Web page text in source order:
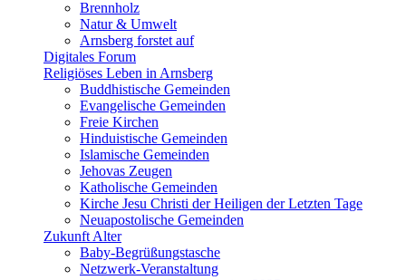
Brennholz
Natur & Umwelt
Arnsberg forstet auf
Digitales Forum
Religiöses Leben in Arnsberg
Buddhistische Gemeinden
Evangelische Gemeinden
Freie Kirchen
Hinduistische Gemeinden
Islamische Gemeinden
Jehovas Zeugen
Katholische Gemeinden
Kirche Jesu Christi der Heiligen der Letzten Tage
Neuapostolische Gemeinden
Zukunft Alter
Baby-Begrüßungstasche
Netzwerk-Veranstaltung